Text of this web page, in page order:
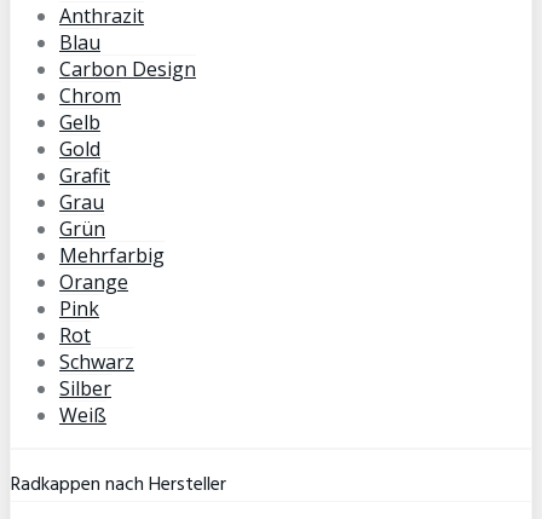
Anthrazit
Blau
Carbon Design
Chrom
Gelb
Gold
Grafit
Grau
Grün
Mehrfarbig
Orange
Pink
Rot
Schwarz
Silber
Weiß
Radkappen nach Hersteller